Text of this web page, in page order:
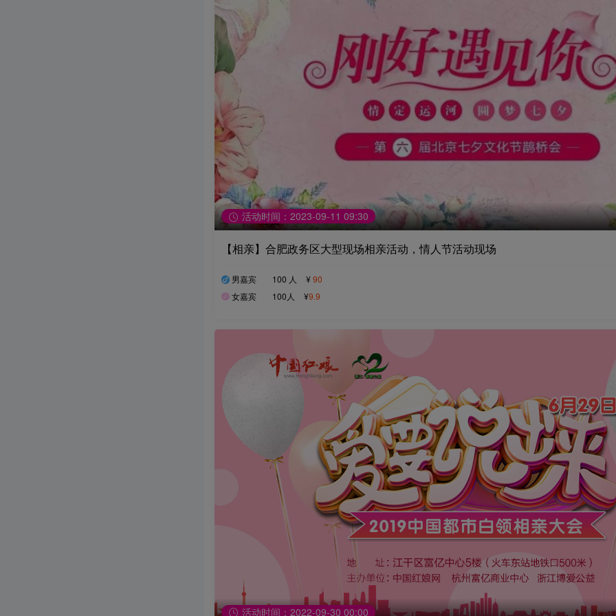
活动时间：2023-09-11 09:30
【相亲】合肥政务区大型现场相亲活动，情人节活动现场
男嘉宾 100 人 ¥90
女嘉宾
100人 ¥9.9
活动时间：2022-09-30 00:00